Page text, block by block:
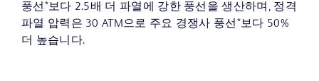
풍선*보다 2.5배 더 파열에 강한 풍선을 생산하며, 정격
파열 압력은 30 ATM으로 주요 경쟁사 풍선*보다 50%
더 높습니다.